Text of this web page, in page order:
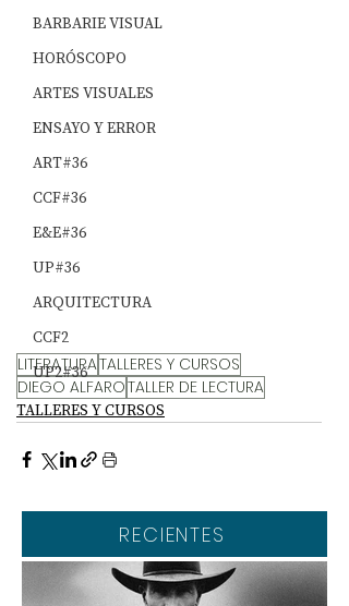
BARBARIE VISUAL
HORÓSCOPO
ARTES VISUALES
ENSAYO Y ERROR
ART#36
CCF#36
E&E#36
UP#36
ARQUITECTURA
CCF2
UP2#36
LITERATURATALLERES Y CURSOS
DIEGO ALFAROTALLER DE LECTURA
TALLERES Y CURSOS
RECIENTES